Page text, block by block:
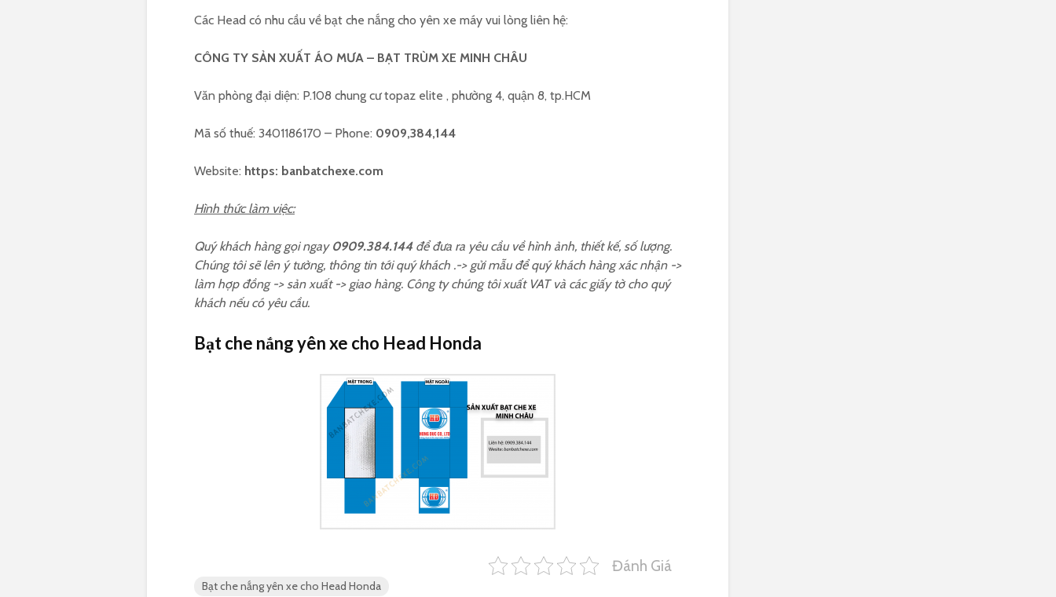
Các Head có nhu cầu về bạt che nắng cho yên xe máy vui lòng liên hệ:
CÔNG TY SẢN XUẤT ÁO MƯA – BẠT TRÙM XE MINH CHÂU
Văn phòng đại diện: P.108 chung cư topaz elite , phường 4, quận 8, tp.HCM
Mã số thuế: 3401186170 – Phone: 0909,384,144
Website: https: banbatchexe.com
Hình thức làm việc:
Quý khách hàng gọi ngay 0909.384.144để đưa ra yêu cầu về hình ảnh, thiết kế, số lượng.
Chúng tôi sẽ lên ý tưởng, thông tin tới quý khách .-> gửi mẫu để quý khách hàng xác nhận ->
làm hợp đồng -> sản xuất -> giao hàng. Công ty chúng tôi xuất VAT và các giấy tờ cho quý
khách nếu có yêu cầu.
Bạt che nắng yên xe cho Head Honda
Đánh Giá
Bạt che nắng yên xe cho Head Honda